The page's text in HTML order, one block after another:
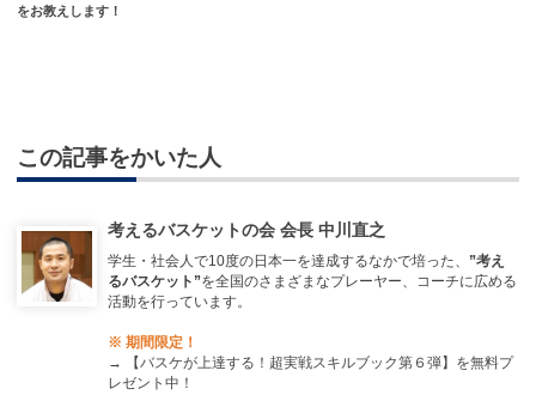
をお教えします！
この記事をかいた人
考えるバスケットの会 会長 中川直之
学生・社会人で10度の日本一を達成するなかで培った、 ”考え
るバスケット”を全国のさまざまなプレーヤー、コーチに広める
活動を行っています。
※ 期間限定！
→
【バスケが上達する！超実戦スキルブック第６弾】を無料プ
レゼント中！